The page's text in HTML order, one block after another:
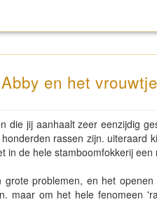
en het
die jij aanhaalt zeer eenzijdig
rassen zijn. uiteraard
in de hele stamboomfokkerij een
problemen, en het
maar om het hele fenomeen